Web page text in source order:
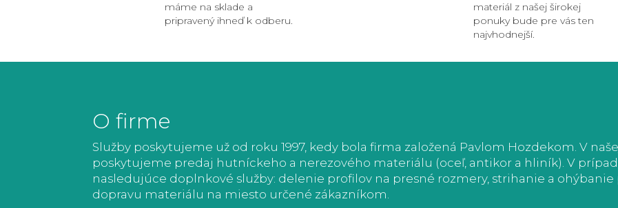
máme na sklade a
pripravený ihneď k odberu.
materiál z našej širokej
ponuky bude pre vás ten
najvhodnejší.
O firme
Služby poskytujeme už od roku 1997, kedy bola firma založená Pavlom Hozdekom. V
poskytujeme predaj hutníckeho a nerezového materiálu (oceľ, antikor a hliník). V
nasledujúce doplnkové služby: delenie profilov na presné rozmery, strihanie a
dopravu materiálu na miesto určené zákazníkom.